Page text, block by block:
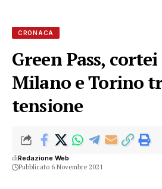
CRONACA
Green Pass,
Milano e Torino
tensione
diRedazione Web
Pubblicato 6 Novembre 2021